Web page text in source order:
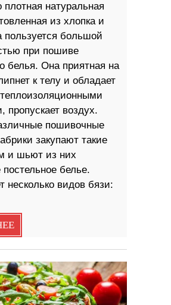
натуральная
из хлопка и
пользуется большой
при пошиве
белья. Она приятная на
к телу и обладает
пропускает воздух.
пошивочные
закупают такие
и шьют из них
постельное белье.
несколько видов бязи: